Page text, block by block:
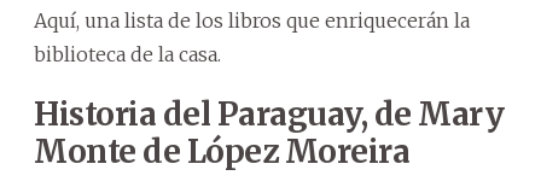
Aquí, una lista de los libros que enriquecerán la
biblioteca de la casa.
Historia del Paraguay, de Mary
Monte de López Moreira